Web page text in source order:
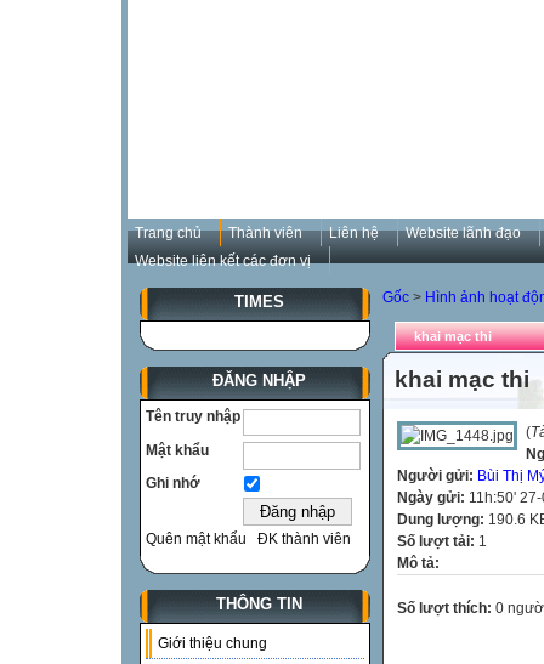
Trang chủ Thành viên Liên hệ
Website lãnh đạo
Website liên kết các đơn vị
TIMES
ĐĂNG NHẬP
Tên truy nhập
Mật khẩu
Ghi nhớ
Quên mật khẩu ĐK thành viên
THÔNG TIN
Giới thiệu chung
Gốc > Hình ảnh hoạt
khai mạc thi
khai mạc thi
(
Người gửi: Bùi Thị
Ngày gửi: 11h:50'
Dung lượng: 190.6
Số lượt tải: 1
Mô tả:
Số lượt thích: 0